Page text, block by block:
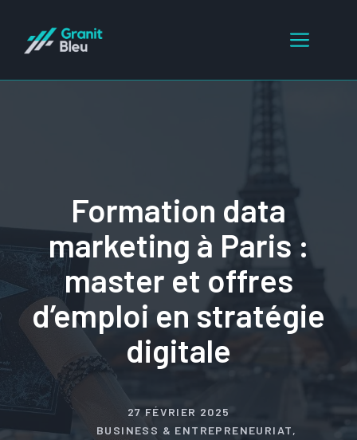
contenu
Menu
Formation data
marketing à Paris :
master et offres
d’emploi en stratégie
digitale
27 FÉVRIER 2025
BUSINESS & ENTREPRENEURIAT,